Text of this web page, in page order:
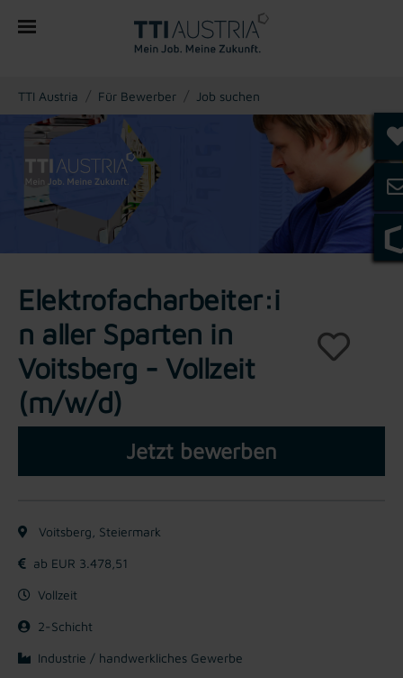
You are here:
TTI Austria Für Bewerber Job suchen
Elektrofacharbeiter:i
n aller Sparten in
Voitsberg - Vollzeit
(m/w/d)
Jetzt bewerben
Voitsberg, Steiermark
ab EUR 3.478,51
Vollzeit
2-Schicht
Industrie / handwerkliches Gewerbe